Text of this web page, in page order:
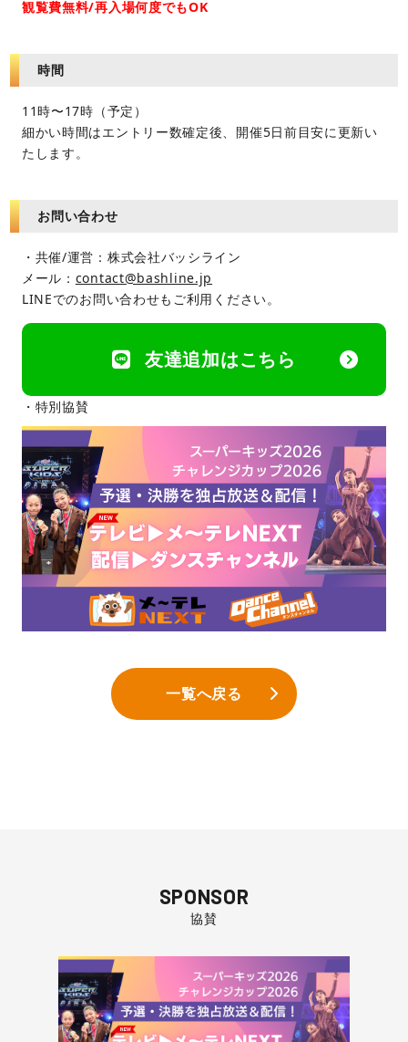
観覧費無料/再入場何度でもOK
時間
11時〜17時（予定）
細かい時間はエントリー数確定後、開催5日前目安に更新い
たします。
お問い合わせ
・共催/運営：株式会社バッシライン
メール： contact@bashline.jp
LINEでのお問い合わせもご利用ください。
友達追加はこちら
・特別協賛
一覧へ戻る
SPONSOR
協賛